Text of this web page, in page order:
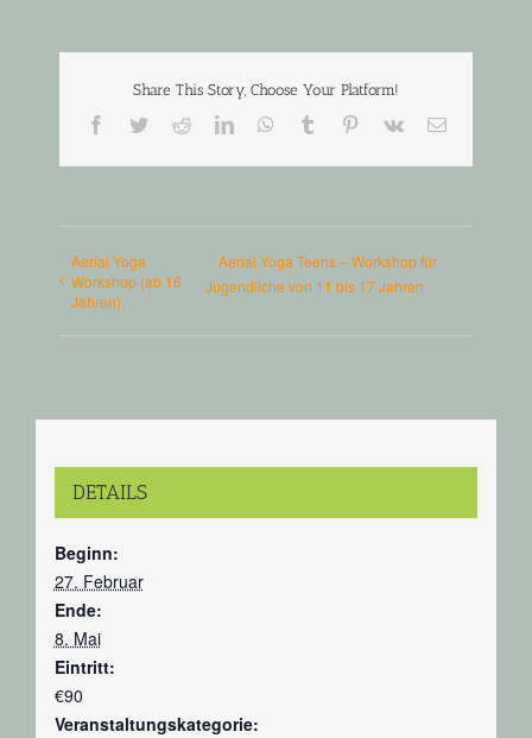
Share This Story, Choose Your Platform!
Facebook
TwitterRedditLinkedInWhatsApp
Tumblr Pinterest
Vk
E-
Aerial Yoga
Workshop (ab 16
Jahren)
Aerial Yoga Teens – Workshop für
Jugendliche von 11 bis 17 Jahren
DETAILS
Beginn:
27. Februar
Ende:
8. Mai
Eintritt:
€90
Veranstaltungskategorie: